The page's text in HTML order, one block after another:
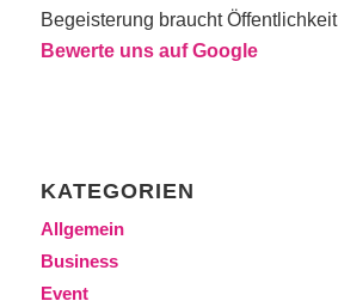
Begeisterung braucht Öffentlichkeit
Bewerte uns auf Google
KATEGORIEN
Allgemein
Business
Event